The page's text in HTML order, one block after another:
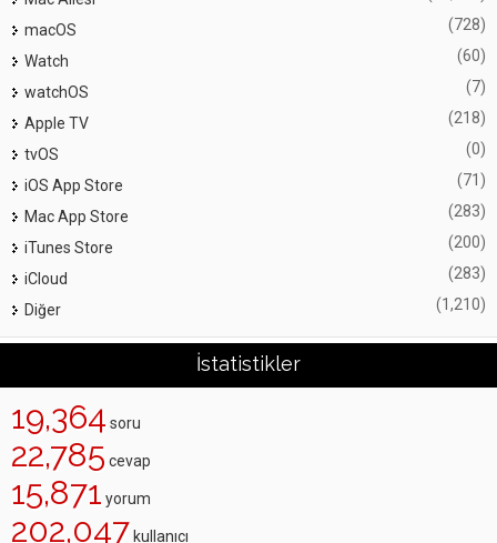
macOS (728)
Watch (60)
watchOS (7)
Apple TV (218)
tvOS (0)
iOS App Store (71)
Mac App Store (283)
iTunes Store (200)
iCloud (283)
Diğer (1,210)
İstatistikler
19,364 soru
22,785 cevap
15,871 yorum
202,047 kullanıcı